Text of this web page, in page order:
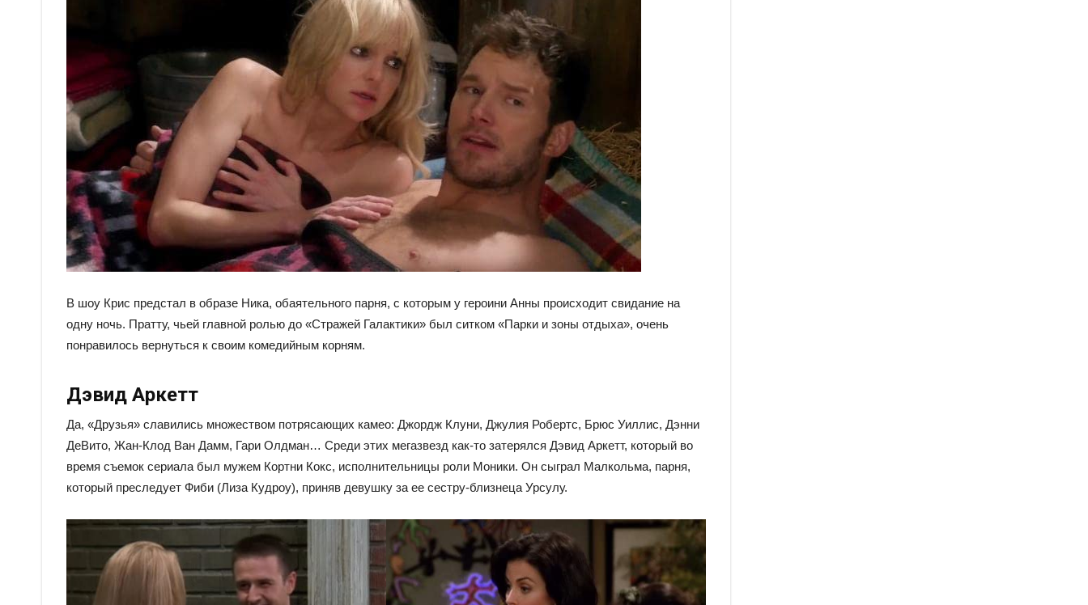
В шоу Крис предстал в образе Ника, обаятельного парня, с которым у героини Анны происходит свидание на
одну ночь. Пратту, чьей главной ролью до «Стражей Галактики» был ситком «Парки и зоны отдыха», очень
понравилось вернуться к своим комедийным корням.
Дэвид Аркетт
Да, «Друзья» славились множеством потрясающих камео: Джордж Клуни, Джулия Робертс, Брюс Уиллис, Дэнни
ДеВито, Жан-Клод Ван Дамм, Гари Олдман… Среди этих мегазвезд как-то затерялся Дэвид Аркетт, который во
время съемок сериала был мужем Кортни Кокс, исполнительницы роли Моники. Он сыграл Малкольма, парня,
который преследует Фиби (Лиза Кудроу), приняв девушку за ее сестру-близнеца Урсулу.